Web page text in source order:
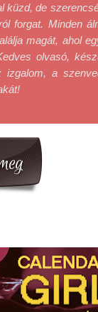
küzd, de
forgat. Minden
magát, ahol
olvasó,
a